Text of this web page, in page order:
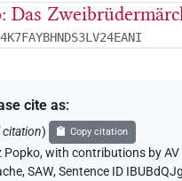
Das
cite as:
citation) Copy citation
Popko,with contributions by
SAW,Sentence ID